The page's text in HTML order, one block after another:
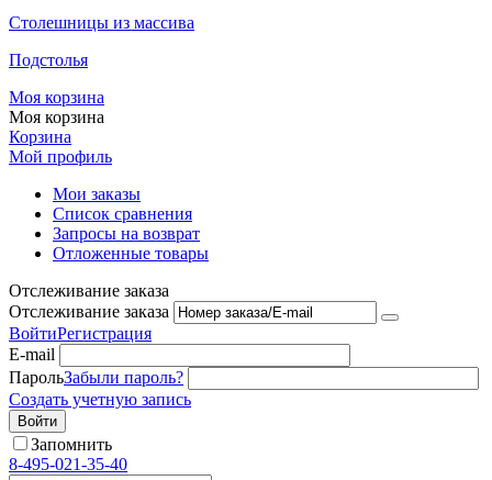
Столешницы из массива
Подстолья
Моя корзина
Моя корзина
Корзина
Мой профиль
Мои заказы
Список сравнения
Запросы на возврат
Отложенные товары
Отслеживание заказа
Отслеживание заказа
ВойтиРегистрация
E-mail
ПарольЗабыли пароль?
Создать учетную запись
Войти
Запомнить
8-495-021-35-40